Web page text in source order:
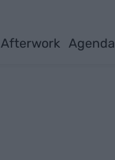
Afterwork Agenda